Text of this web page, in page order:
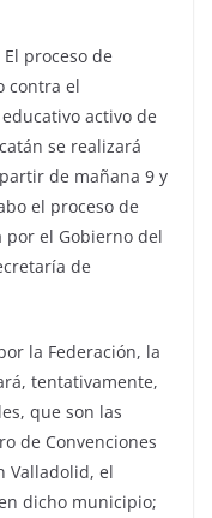
proceso de
contra el
activo de
se realizará
de mañana 9 y
el proceso de
el Gobierno del
de
la Federación, la
tentativamente,
que son las
de Convenciones
Valladolid, el
dicho municipio;